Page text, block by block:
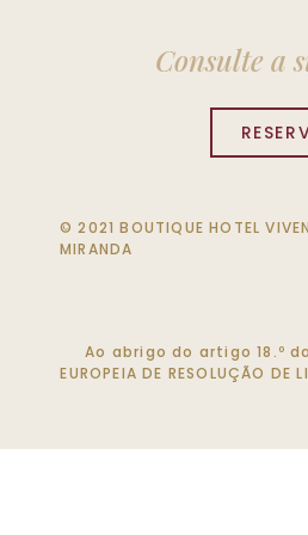
Consulte a
© 2021 BOUTIQUE HOTEL
MIRANDA
Ao abrigo do artigo 18.º
EUROPEIA DE RESOLUÇÃO